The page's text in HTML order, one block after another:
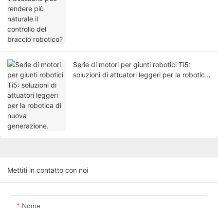
Serie di motori per giunti robotici Ti5:
soluzioni di attuatori leggeri per la robotica
Mettiti in contatto con noi
Nome